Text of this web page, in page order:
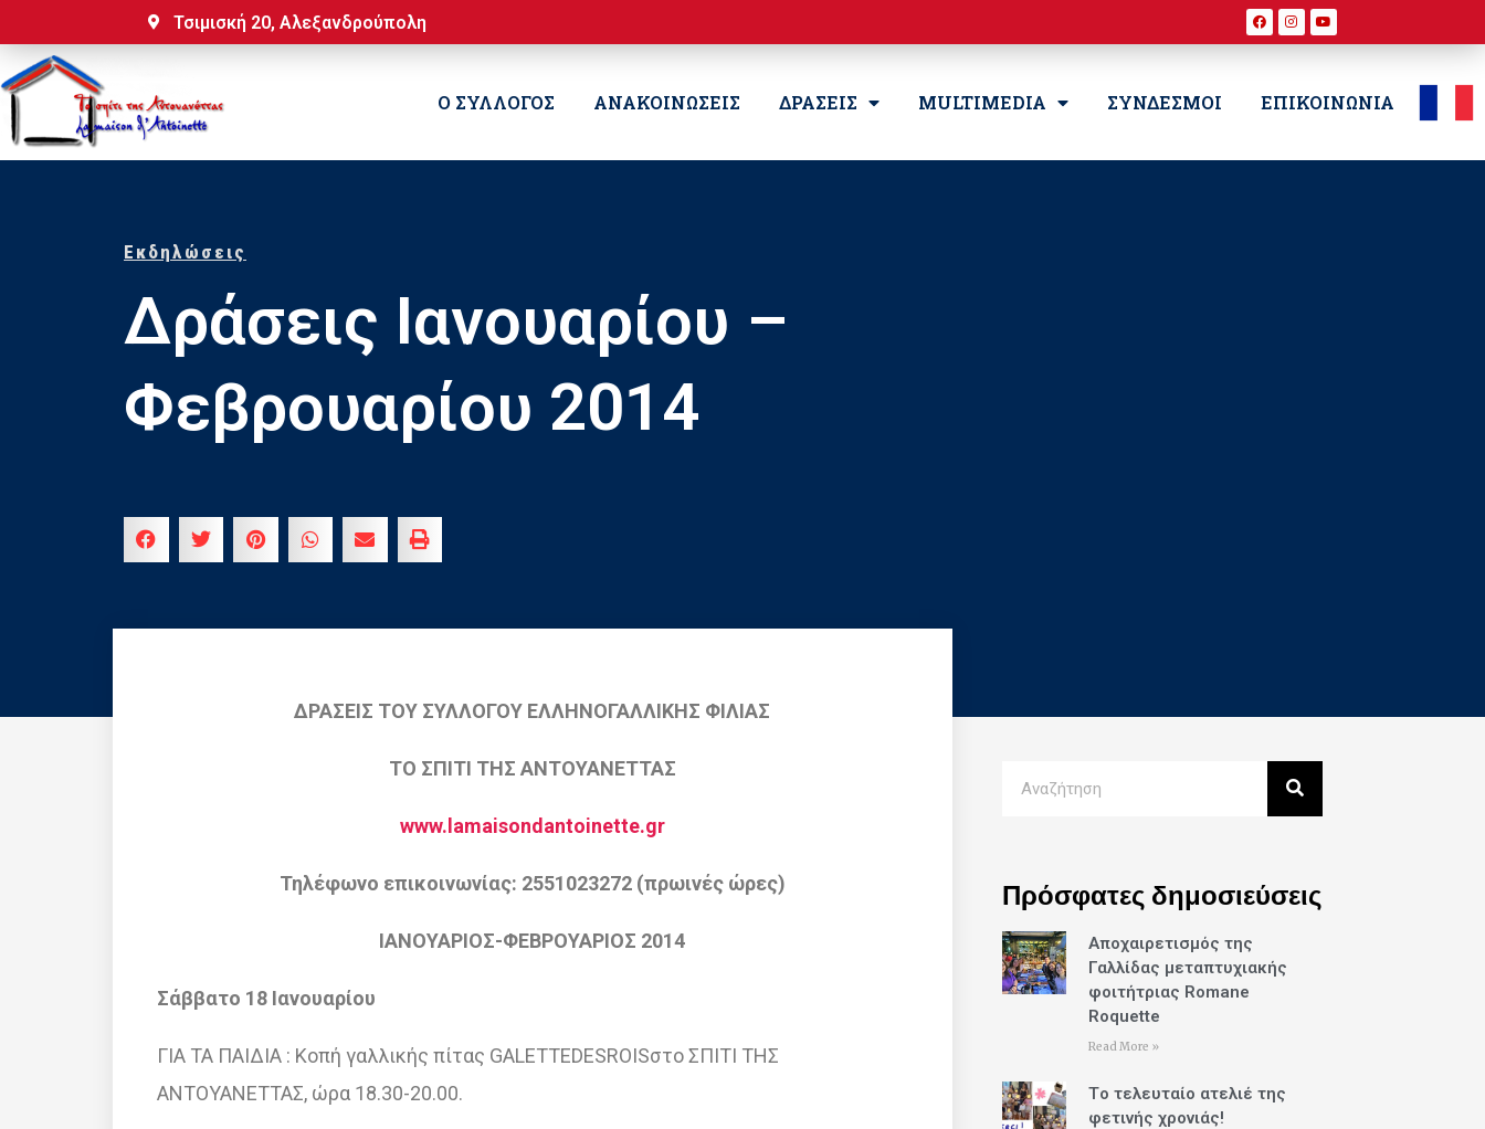
Τσιμισκή 20, Αλεξανδρούπολη
Ο ΣΥΛΛΟΓΟΣ ΑΝΑΚΟΙΝΩΣΕΙΣ ΔΡΑΣΕΙΣ MULTIMEDIA ΣΥΝΔΕΣΜΟΙ ΕΠΙΚΟΙΝΩΝΙΑ
Εκδηλώσεις
Δράσεις Ιανουαρίου –
Φεβρουαρίου 2014
ΔΡΑΣΕΙΣ ΤΟΥ ΣΥΛΛΟΓΟΥ ΕΛΛΗΝΟΓΑΛΛΙΚΗΣ ΦΙΛΙΑΣ
ΤΟ ΣΠΙΤΙ ΤΗΣ ΑΝΤΟΥΑΝΕΤΤΑΣ
www.lamaisondantoinette.gr
Τηλέφωνο επικοινωνίας: 2551023272 (πρωινές ώρες)
ΙΑΝΟΥΑΡΙΟΣ-ΦΕΒΡΟΥΑΡΙΟΣ 2014
Σάββατο 18 Ιανουαρίου
ΓΙΑ ΤΑ ΠΑΙΔΙΑ : Κοπή γαλλικής πίτας GALETTEDESROISστο ΣΠΙΤΙ ΤΗΣ
ΑΝΤΟΥΑΝΕΤΤΑΣ, ώρα 18.30-20.00.
Πρόσφατες δημοσιεύσεις
Αποχαιρετισμός της
Γαλλίδας μεταπτυχιακής
φοιτήτριας Romane
Roquette
Read More »
Tο τελευταίο ατελιέ της
φετινής χρονιάς!